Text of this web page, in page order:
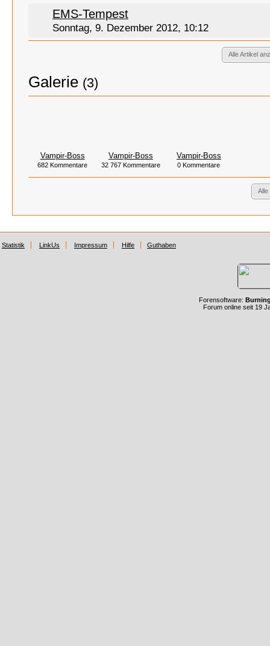
EMS-Tempest
Sonntag, 9. Dezember 2012, 10:12
Alle Artikel
Galerie (3)
Vampir-Boss
682 Kommentare
Vampir-Boss
32 767 Kommentare
Vampir-Boss
0 Kommentare
Alle
Statistik LinkUs Impressum Hilfe Guthaben
Forensoftware:
Forum online seit 19